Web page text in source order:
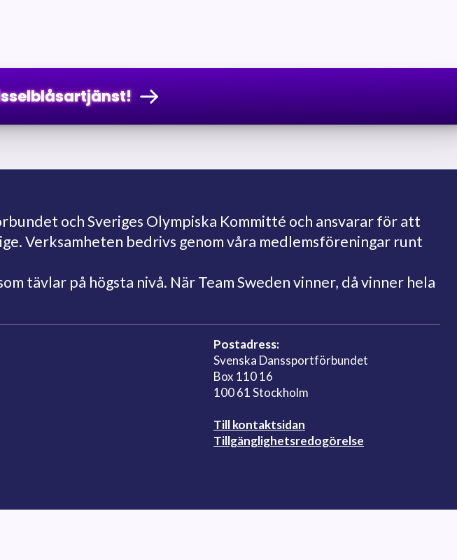
och Sveriges Olympiska Kommitté och ansvarar för att
Verksamheten bedrivs genom våra medlemsföreningar runt
tävlar på högsta nivå. När Team Sweden vinner, då vinner hela
Postadress:
Svenska Danssportförbundet
Box 110 16
100 61 Stockholm
Till kontaktsidan
Tillgänglighetsredogörelse